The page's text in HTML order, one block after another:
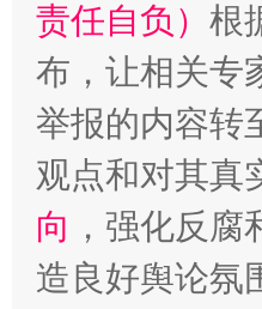
责任自负） 根
布，让相关专
举报的内容转
观点和对其真
向 ，强化反
造良好舆论氛